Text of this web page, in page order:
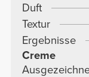
Duft
Textur
Ergebnisse
Creme